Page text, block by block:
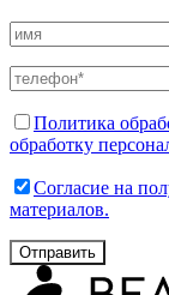
Политика
обработку
Согласие на
материалов.
Отправить